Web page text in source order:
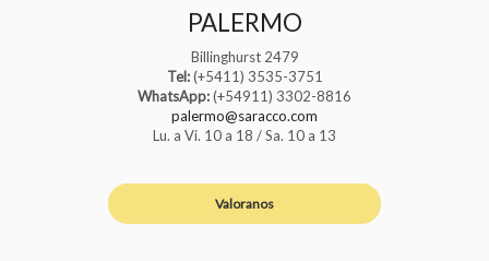
PALERMO
Billinghurst 2479
Tel:(+5411) 3535-3751
WhatsApp:(+54911) 3302-8816
palermo@saracco.com
Lu. a Vi. 10 a 18 / Sa. 10 a 13
Valoranos